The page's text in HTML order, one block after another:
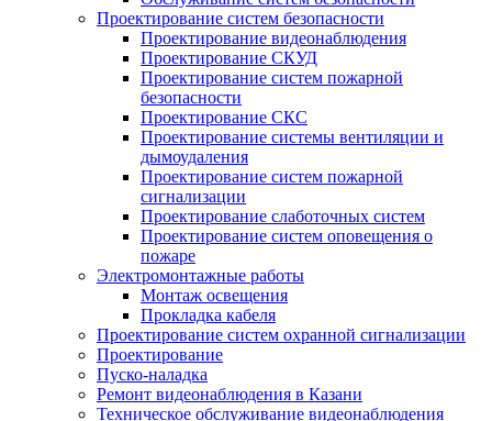
Проектирование систем безопасности
Проектирование видеонаблюдения
Проектирование СКУД
Проектирование систем пожарной
безопасности
Проектирование СКС
Проектирование системы вентиляции и
дымоудаления
Проектирование систем пожарной
сигнализации
Проектирование слаботочных систем
Проектирование систем оповещения о
пожаре
Электромонтажные работы
Монтаж освещения
Прокладка кабеля
Проектирование систем охранной сигнализации
Проектирование
Пуско-наладка
Ремонт видеонаблюдения в Казани
Техническое обслуживание видеонаблюдения